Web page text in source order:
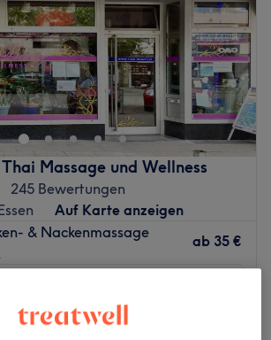
Massage und Wellness
245 Bewertungen
Auf Karte anzeigen
& Nackenmassage
ab 35 €